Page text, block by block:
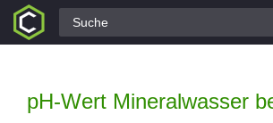
Alle Fragen
pH-Wert Mineralwasser